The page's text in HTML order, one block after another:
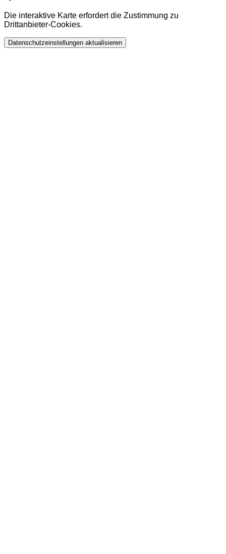
Die interaktive Karte erfordert die Zustimmung zu
Drittanbieter-Cookies.
Datenschutzeinstellungen aktualisieren